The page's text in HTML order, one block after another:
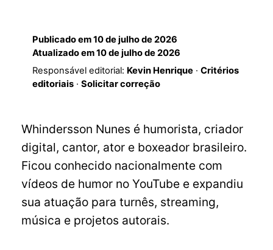
Publicado em10 de julho de 2026
Atualizado em10 de julho de 2026
Responsável editorial: Kevin Henrique· Critérios
editoriais· Solicitar correção
Whindersson Nunes é humorista, criador
digital, cantor, ator e boxeador brasileiro.
Ficou conhecido nacionalmente com
vídeos de humor no YouTube e expandiu
sua atuação para turnês, streaming,
música e projetos autorais.